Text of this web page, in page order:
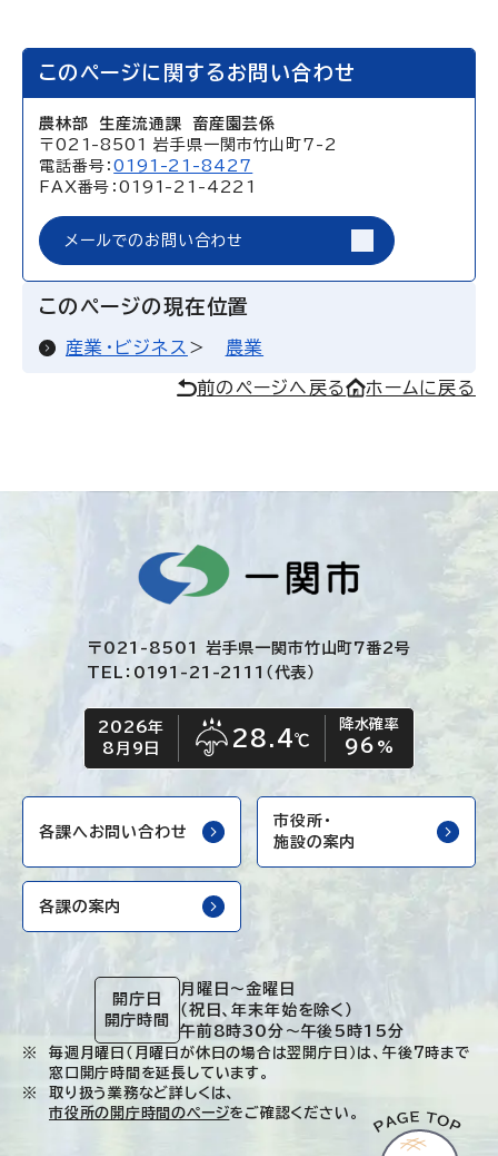
このページに関するお問い合わせ
農林部 生産流通課 畜産園芸係
〒021-8501 岩手県一関市竹山町7-2
電話番号：0191-21-8427
FAX番号：0191-21-4221
メールでのお問い合わせ
このページの現在位置
産業・ビジネス 農業
前のページへ戻る ホームに戻る
〒021-8501 岩手県一関市竹山町7番2号
TEL：0191-21-2111（代表）
今日の日付
2026年
8月9日
今日の天気
雨
28.4℃
降水確率
96 %
各課へお問い合わせ
市役所・
施設の案内
各課の案内
開庁日
開庁時間
月曜日～金曜日
（祝日、年末年始を除く）
午前8時30分～午後5時15分
毎週月曜日（月曜日が休日の場合は翌開庁日）は、午後7時まで
窓口開庁時間を延長しています。
取り扱う業務など詳しくは、
市役所の開庁時間のページをご確認ください。